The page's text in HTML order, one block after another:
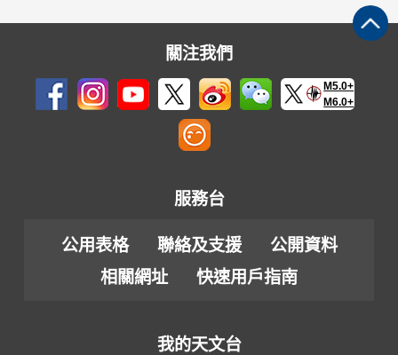
關注我們
M5.0+
M6.0+
服務台
公用表格 聯絡及支援
公開資料
相關網址
快速用戶指南
我的天文台